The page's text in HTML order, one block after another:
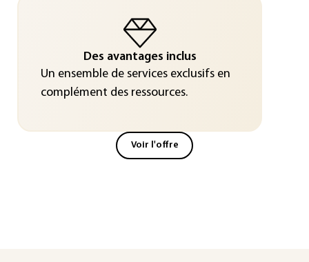
Des avantages inclus
Un ensemble de services exclusifs en
complément des ressources.
Voir l'offre